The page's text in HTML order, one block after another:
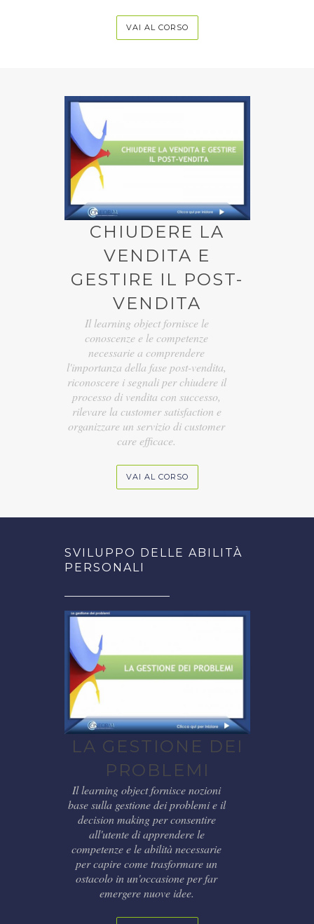
VAI AL CORSO
CHIUDERE LA
VENDITA E
GESTIRE IL POST-
VENDITA
Il learning object fornisce le
conoscenze e le competenze
necessarie a comprendere
l'importanza della fase post-vendita,
riconoscere i segnali per chiudere il
processo di vendita con successo,
rilevare la customer satisfaction e
organizzare un servizio di customer
care efficace.
VAI AL CORSO
SVILUPPO DELLE ABILITÀ
PERSONALI
LA GESTIONE DEI
PROBLEMI
Il learning object fornisce nozioni
base sulla gestione dei problemi e il
decision making per consentire
all'utente di apprendere le
competenze e le abilità necessarie
per capire come trasformare un
ostacolo in un'occasione per far
emergere nuove idee.